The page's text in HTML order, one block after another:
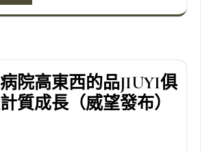
院高東西的品JIUYI俱
質成長（威望發布）